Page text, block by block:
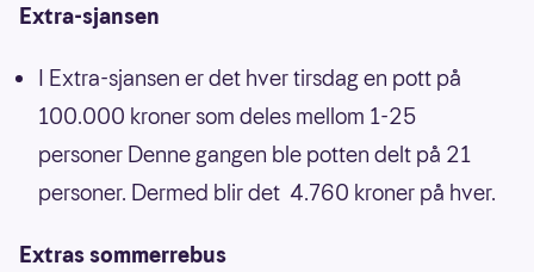
Extra-sjansen
I Extra-sjansen er det hver tirsdag en pott på
100.000 kroner som deles mellom 1-25
personer Denne gangen ble potten delt på 21
personer. Dermed blir det 4.760 kroner på hver.
Extras sommerrebus